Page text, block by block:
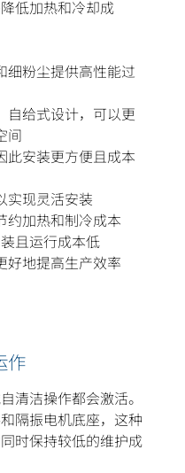
低加热和冷却成
细粉尘提供高性能过
自给式设计，可以更
间
此安装更方便且成本
实现灵活安装
约加热和制冷成本
且运行成本低
好地提高生产效率
作
清洁操作都会激活。
隔振电机底座，这种
时保持较低的维护成